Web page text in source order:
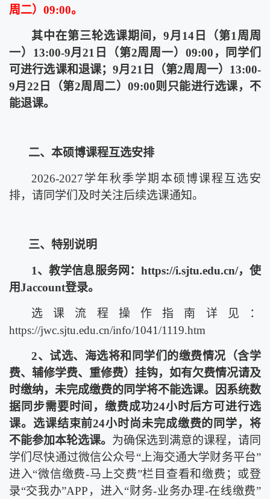
周二） 09:00。
其中在第三轮选课期间，9月 14 日（第1 周周
一） 13:00-9月21 日（第2周周一） 09:00 ，同学们
可进行选课和退课；9月 21 日（第2周周一） 13:00-
9月 22 日（第2周周二） 09:00则只能进行选课，不
能退课。
二、本硕博课程互选安排
2026-2027学年秋季学期本硕博课程互选安
排，请同学们及时关注后续选课通知。
三、特别说明
1、教学信息服务网： https://i.sjtu.edu.cn/，使
用Jaccount登录。
选课流程操作指南详见：
https://jwc.sjtu.edu.cn/info/1041/1119.htm
2、试选、海选将和同学们的缴费情况（含学
费、辅修学费、重修费）挂钩，如有欠费情况请及
时缴纳，未完成缴费的同学将不能选课。因系统数
据同步需要时间，缴费成功24小时后方可进行选
课。选课结束前24小时尚未完成缴费的同学，将
不能参加本轮选课。 为确保选到满意的课程，请同
学们尽快通过微信公众号“上海交通大学财务平台”
进入“微信缴费-马上交费”栏目查看和缴费；或登
录“交我办”APP ，进入“财务-业务办理-在线缴费”